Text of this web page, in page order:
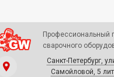
Профессиональный
сварочного
Санкт-Петербург,
Самойловой, 5